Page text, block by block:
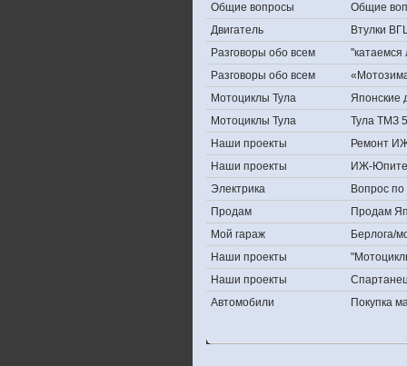
Общие вопросы
Общие
Двигатель
Втулки
Разговоры обо всем
Разговоры обо всем
Мотоциклы Тула
Японские
Мотоциклы Тула
Тула ТМЗ
Наши проекты
Ремонт
Наши проекты
ИЖ-
Электрика
Вопрос по
Продам
Продам
Мой гараж
Берлога/
Наши проекты
Наши проекты
Автомобили
Покупка